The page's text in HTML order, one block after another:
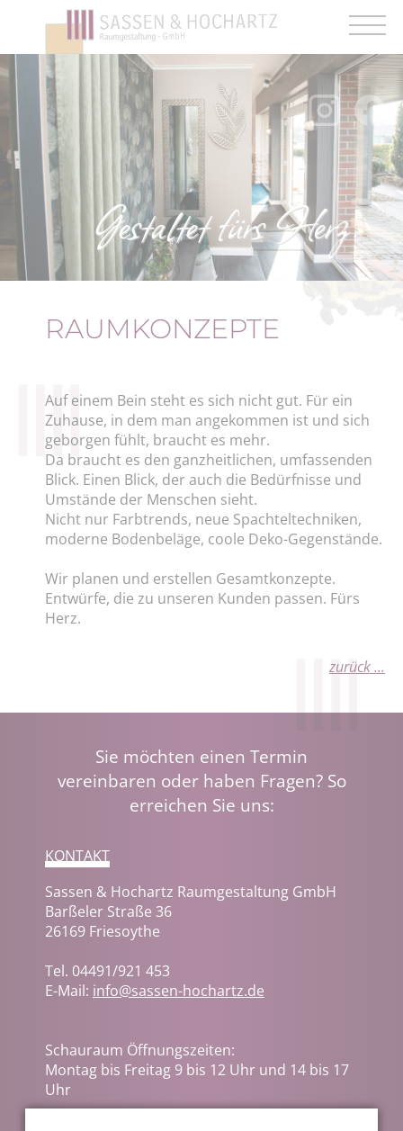
Gestaltet fürs Herz.
RAUMKONZEPTE
Auf einem Bein steht es sich nicht gut. Für ein
Zuhause, in dem man angekommen ist und sich
geborgen fühlt, braucht es mehr.
Da braucht es den ganzheitlichen, umfassenden
Blick. Einen Blick, der auch die Bedürfnisse und
Umstände der Menschen sieht.
Nicht nur Farbtrends, neue Spachteltechniken,
moderne Bodenbeläge, coole Deko-Gegenstände.
Wir planen und erstellen Gesamtkonzepte.
Entwürfe, die zu unseren Kunden passen. Fürs
Herz.
zurück ...
Sie möchten einen Termin
vereinbaren oder haben Fragen? So
erreichen Sie uns:
KONTAKT
Sassen & Hochartz Raumgestaltung GmbH
Barßeler Straße 36
26169 Friesoythe
Tel. 04491/921 453
E-Mail: info@sassen-hochartz.de
Schauraum Öffnungszeiten:
Montag bis Freitag 9 bis 12 Uhr und 14 bis 17
Uhr